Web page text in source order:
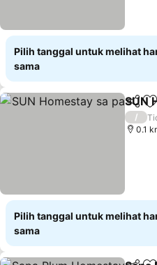
Pilih tanggal untuk melihat
sama
SUN
/
0.1
Pilih tanggal untuk melihat
sama